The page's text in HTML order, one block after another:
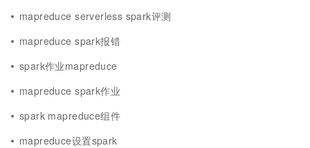
mapreduce serverless spark评测
mapreduce spark报错
spark作业mapreduce
mapreduce spark作业
spark mapreduce组件
mapreduce设置spark